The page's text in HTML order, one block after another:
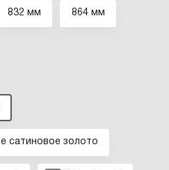
832 мм 864 мм
cатиновое золото